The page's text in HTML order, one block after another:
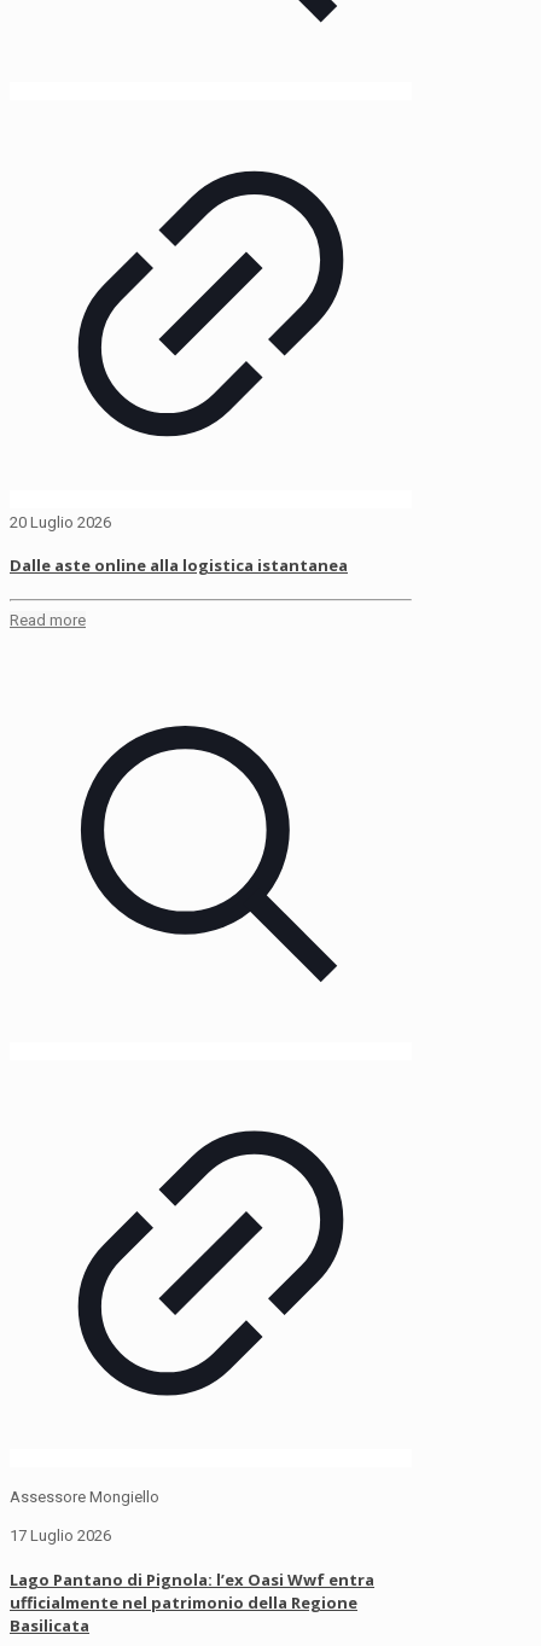
20 Luglio 2026
Dalle aste online alla logistica istantanea
Read more
Assessore Mongiello
17 Luglio 2026
Lago Pantano di Pignola: l’ex Oasi Wwf entra
ufficialmente nel patrimonio della Regione
Basilicata